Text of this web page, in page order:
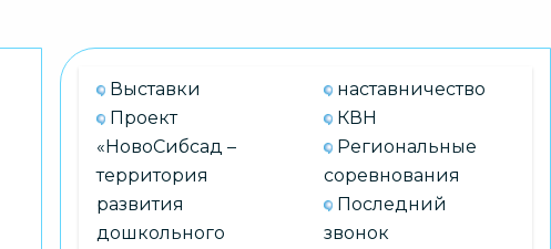
Выставки
Проект
«НовоСибсад –
территория
развития
дошкольного
наставничество
КВН
Региональные
соревнования
Последний
звонок